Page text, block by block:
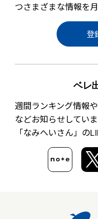
つさまざまな情報を
登
ベレ
週間ランキング情報
などお知らせしてい
「なみへいさん」の